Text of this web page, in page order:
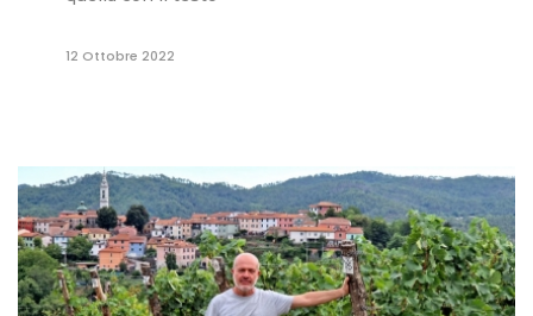
12 Ottobre 2022